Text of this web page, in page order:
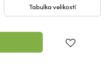
Tabulka velikostí